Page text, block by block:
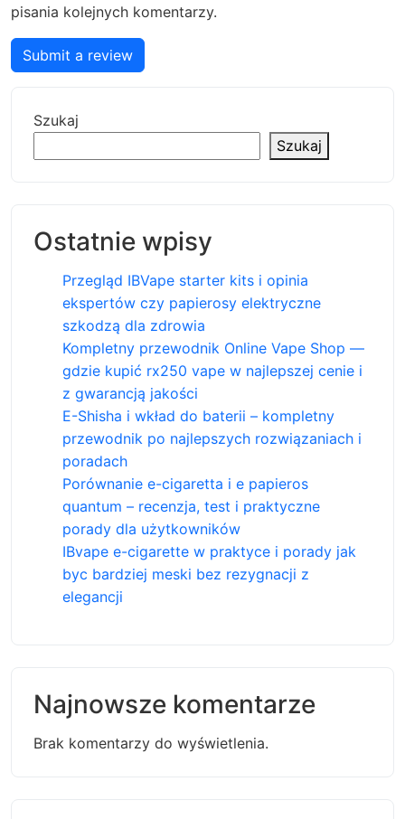
pisania kolejnych komentarzy.
Submit a review
Szukaj
Szukaj
Ostatnie wpisy
Przegląd IBVape starter kits i opinia
ekspertów czy papierosy elektryczne
szkodzą dla zdrowia
Kompletny przewodnik Online Vape Shop —
gdzie kupić rx250 vape w najlepszej cenie i
z gwarancją jakości
E-Shisha i wkład do baterii – kompletny
przewodnik po najlepszych rozwiązaniach i
poradach
Porównanie e-cigaretta i e papieros
quantum – recenzja, test i praktyczne
porady dla użytkowników
IBvape e-cigarette w praktyce i porady jak
byc bardziej meski bez rezygnacji z
elegancji
Najnowsze komentarze
Brak komentarzy do wyświetlenia.